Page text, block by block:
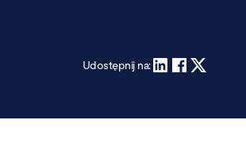
Udostępnij na: